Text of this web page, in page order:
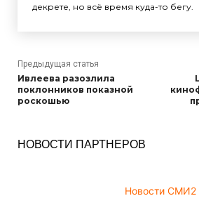
декрете, но всё время куда-то бегу.
Предыдущая статья
Ивлеева разозлила
поклонников показной
роскошью
НОВОСТИ ПАРТНЕРОВ
Новости СМИ2